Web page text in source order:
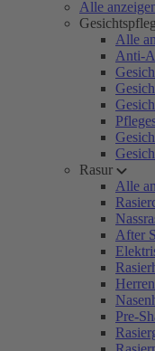
Alle
Alle
Anti-
Rasur
Alle
After
Pre-